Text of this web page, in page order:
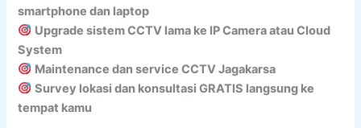
smartphone dan laptop
Upgrade sistem CCTV lama ke IP Camera atau Cloud
System
Maintenance dan service CCTV Jagakarsa
Survey lokasi dan konsultasi GRATIS langsung ke
tempat kamu